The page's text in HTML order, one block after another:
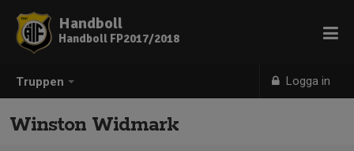
Truppen Logga in
Handboll
Handboll FP2017/2018
Winston Widmark